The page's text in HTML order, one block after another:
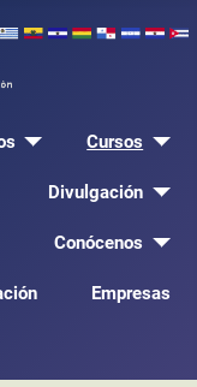
Cursos
Divulgación
Conócenos
Empresas